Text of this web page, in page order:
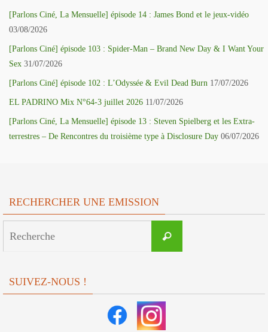
[Parlons Ciné, La Mensuelle] épisode 14 : James Bond et le jeux-vidéo
03/08/2026
[Parlons Ciné] épisode 103 : Spider-Man – Brand New Day & I Want Your
Sex 31/07/2026
[Parlons Ciné] épisode 102 : L’Odyssée & Evil Dead Burn 17/07/2026
EL PADRINO Mix N°64-3 juillet 2026 11/07/2026
[Parlons Ciné, La Mensuelle] épisode 13 : Steven Spielberg et les Extra-
terrestres – De Rencontres du troisième type à Disclosure Day 06/07/2026
RECHERCHER UNE EMISSION
Recherche
SUIVEZ-NOUS !